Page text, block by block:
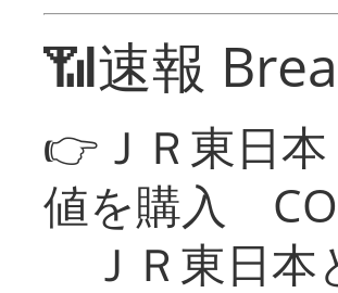
📶速報
👉ＪＲ東日
値を購入
ＪＲ東日本